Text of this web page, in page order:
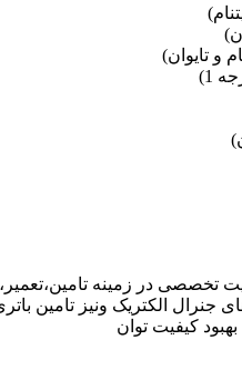
و تایوان)
1)
تخصصی در زمینه
جنرال الکتریک ونیز تامین
کیفیت توان